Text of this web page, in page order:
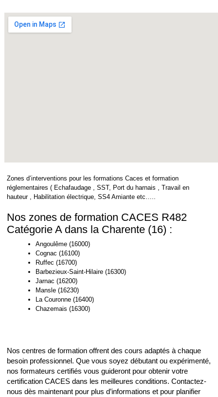
Zones d’interventions pour les formations Caces et formation
réglementaires ( Echafaudage , SST, Port du harnais , Travail en
hauteur , Habilitation électrique, SS4 Amiante etc…..
Nos zones de formation CACES R482
Catégorie A dans la Charente (16) :
Angoulême (16000)
Cognac (16100)
Ruffec (16700)
Barbezieux-Saint-Hilaire (16300)
Jarnac (16200)
Mansle (16230)
La Couronne (16400)
Chazemais (16300)
Nos centres de formation offrent des cours adaptés à chaque
besoin professionnel. Que vous soyez débutant ou expérimenté,
nos formateurs certifiés vous guideront pour obtenir votre
certification CACES dans les meilleures conditions. Contactez-
nous dès maintenant pour plus d’informations et pour planifier